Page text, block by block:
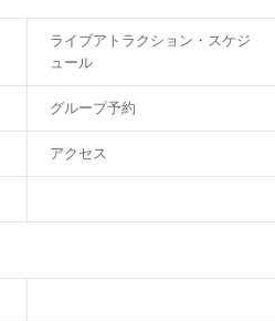
ライブアトラクション・スケジ
ュール
グループ予約
アクセス